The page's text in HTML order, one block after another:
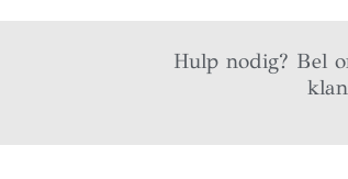
Hulp nodig? Bel